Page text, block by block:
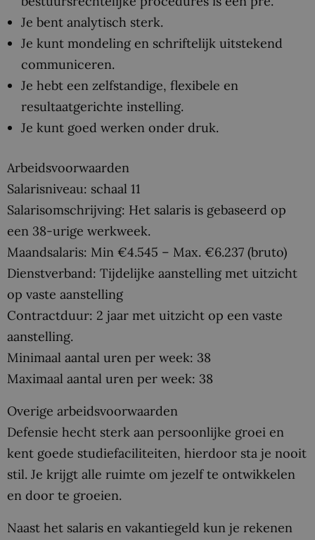
Je bent analytisch sterk.
Je kunt mondeling en schriftelijk uitstekend
communiceren.
Je hebt een zelfstandige, flexibele en
resultaatgerichte instelling.
Je kunt goed werken onder druk.
Arbeidsvoorwaarden
Salarisniveau: schaal 11
Salarisomschrijving: Het salaris is gebaseerd op
een 38-urige werkweek.
Maandsalaris: Min €4.545 – Max. €6.237 (bruto)
Dienstverband: Tijdelijke aanstelling met uitzicht
op vaste aanstelling
Contractduur: 2 jaar met uitzicht op een vaste
aanstelling.
Minimaal aantal uren per week: 38
Maximaal aantal uren per week: 38
Overige arbeidsvoorwaarden
Defensie hecht sterk aan persoonlijke groei en
kent goede studiefaciliteiten, hierdoor sta je nooit
stil. Je krijgt alle ruimte om jezelf te ontwikkelen
en door te groeien.
Naast het salaris en vakantiegeld kun je rekenen